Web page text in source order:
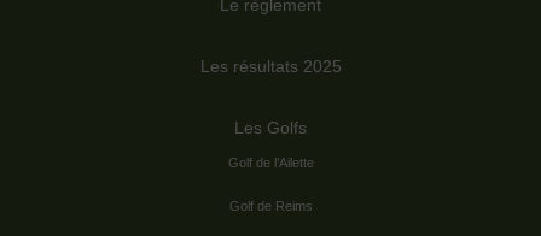
Le règlement
Les résultats 2025
Les Golfs
Golf de l’Ailette
Golf de Reims